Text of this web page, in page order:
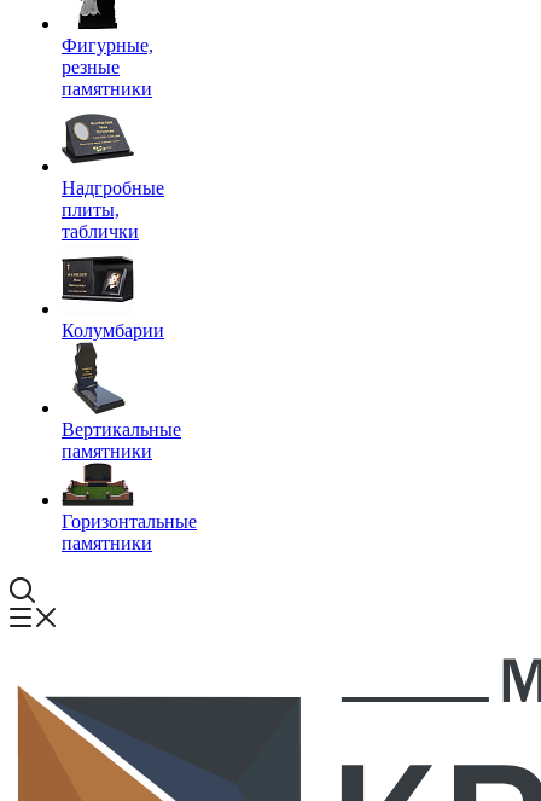
Фигурные,
резные
памятники
Надгробные
плиты,
таблички
Колумбарии
Вертикальные
памятники
Горизонтальные
памятники